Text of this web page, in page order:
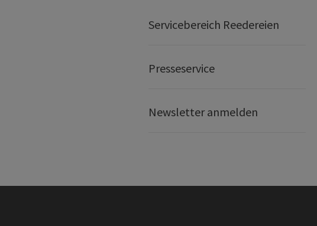
Servicebereich Reedereien
Presseservice
Newsletter anmelden